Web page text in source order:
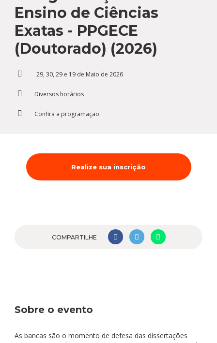
de Idiomas
& Você - Comunidade
Ensino de Ciências
Exatas - PPGECE
(Doutorado) (2026)
29, 30, 29 e 19 de Maio de 2026
Diversos horários
Confira a programação
Realize sua inscrição
COMPARTILHE
Sobre o evento
As bancas são o momento de defesa das dissertações